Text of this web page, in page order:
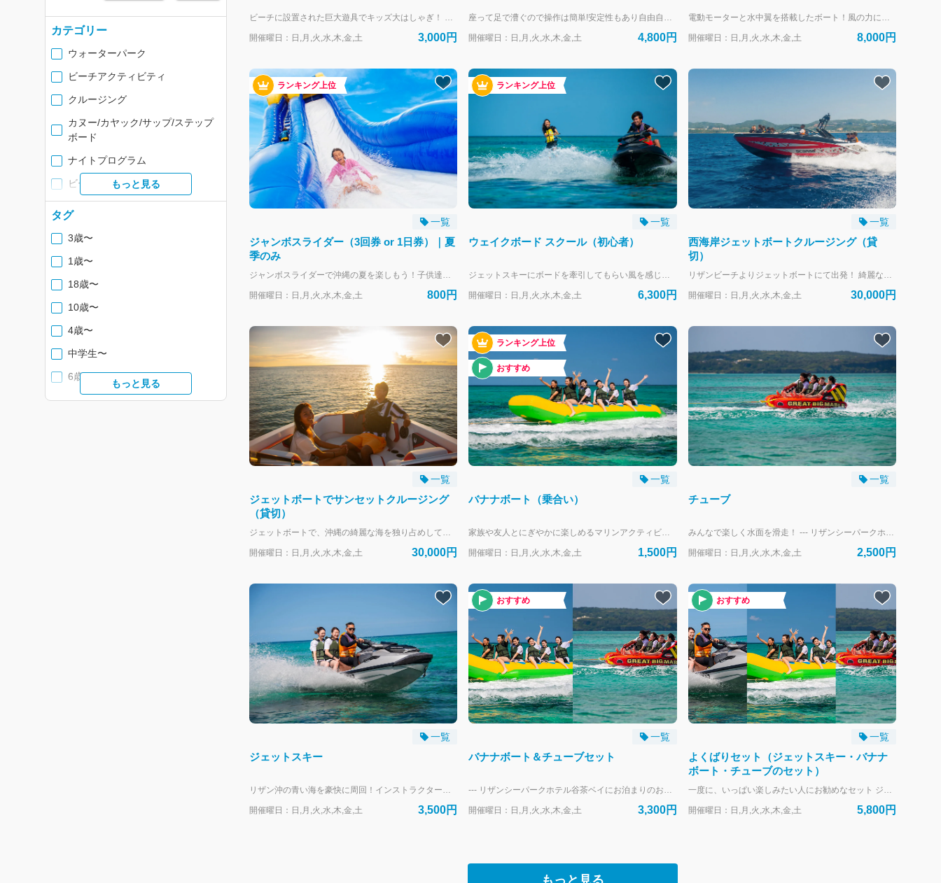
カテゴリー
ウォーターパーク
ビーチアクティビティ
クルージング
カヌー/カヤック/サップ/ステップ
ボード
ナイトプログラム
ビーチレンタルもっと見る
タグ
3歳〜
1歳〜
18歳〜
10歳〜
4歳〜
中学生〜
6歳〜
小学生〜
もっと見る
ビーチに設置された巨大遊具でキッズ大はしゃぎ！ 当日、必ず同意書の記入をネットにてお願いいたします。 https://activity.rizzan.co.jp/top/kiosk/waiver 干潮の影響によりご利用頂け無いお時間がございます。 開催時間はこちらをご確認ください。 https://www.rizzan.co.jp/activity/images/rizzan_adventure_2026.pdf お時間の指定はお受けしておりません。開催時間内のお客様のご都合の良い時間(17:00最終受付・18:00クローズ）にお越しください。 (システム上、8:30と表記されます。ご了承ください。） --- リザンシーパークホテル谷茶ベイにお泊まりのお客様専用の予約フォームです。 外来のお客様は、当日直接受付にお越しください。
開催曜日：日,月,火,水,木,金,土 3,000円
座って足で漕ぐので操作は簡単!安定性もあり自由自在に海上を移動出来ます。 海上から見る景色をゆっくりご堪能頂けるツアーになっています。 1名~最大6名までご一緒に楽しめます。 --- リザンシーパークホテル谷茶ベイにお泊まりのお客様専用の予約フォームです。 外来のお客様は、当日直接受付にお越しください。
開催曜日：日,月,火,水,木,金,土 4,800円
電動モーターと水中翼を搭載したボート！風の力に頼らず海の上を走ろう！ 浮かび上がった瞬間、空を飛んでいる感じを体感できます。 浮かび上がるまで、コツが入りますが、足のステップをフロントに持って行き、フロントの浮を押さえるように乗っていると、突然空中にフワッと浮き上がります。 --- リザンシーパークホテル谷茶ベイにお泊まりのお客様専用の予約フォームです。 外来のお客様は、当日直接受付にお越しください。
開催曜日：日,月,火,水,木,金,土 8,000円
ランキング上位
一覧
ジャンボスライダー（3回券 or 1日券）｜夏
季のみ
ジャンボスライダーで沖縄の夏を楽しもう！子供達大喜び！ 条件：小学生以上、身長110cm以上、体重90㎏まで --- リザンシーパークホテル谷茶ベイにお泊まりのお客様専用の予約フォームです。 外来のお客様は、当日直接受付にお越しください。
開催曜日：日,月,火,水,木,金,土 800円
ランキング上位
一覧
ウェイクボード スクール（初心者）
ジェットスキーにボードを牽引してもらい風を感じながら海の上を楽しく滑ろう！ ウェイクボードの初心者にオススメ。30分のレッスンでほとんどの方が立てるようになります。 --- リザンシーパークホテル谷茶ベイにお泊まりのお客様専用の予約フォームです。 外来のお客様は、当日直接受付にお越しください。
開催曜日：日,月,火,水,木,金,土 6,300円
一覧
西海岸ジェットボートクルージング（貸
切）
リザンビーチよりジェットボートにて出発！ 綺麗な沖縄を、海からツーリング！！ 飲み物持ちながら、楽しい仲間と沖縄の海岸を綺麗な海から眺める絶景！！！ 普段できない事を、楽しんでみてはいかがですか？ クルーが乗船して、素敵な思い出づくりに貢献します。 タイミングが良いと、鯨や海亀に遭遇します。 --- リザンシーパークホテル谷茶ベイにお泊まりのお客様専用の予約フォームです。 外来のお客様は、当日直接受付にお越しください。
開催曜日：日,月,火,水,木,金,土 30,000円
一覧
ジェットボートでサンセットクルージング
（貸切）
ジェットボートで、沖縄の綺麗な海を独り占めして、綺麗な夕焼けを大切な人と見るのはいかがですか？ 運が良いと幸せのグリーンフラッシュが見れるかもしれません。
開催曜日：日,月,火,水,木,金,土 30,000円
ランキング上位
おすすめ
一覧
バナナボート（乗合い）
家族や友人とにぎやかに楽しめるマリンアクティビティ！ --- リザンシーパークホテル谷茶ベイにお泊まりのお客様専用の予約フォームです。 外来のお客様は、当日直接受付にお越しください。
開催曜日：日,月,火,水,木,金,土 1,500円
一覧
チューブ
みんなで楽しく水面を滑走！ --- リザンシーパークホテル谷茶ベイにお泊まりのお客様専用の予約フォームです。 外来のお客様は、当日直接受付にお越しください。
開催曜日：日,月,火,水,木,金,土 2,500円
一覧
ジェットスキー
リザン沖の青い海を豪快に周回！インストラクターが操縦するジェットスキーに乗って大海原をかけぬけよう！ ※ジェットスキーのレンタルはしていません。 --- リザンシーパークホテル谷茶ベイにお泊まりのお客様専用の予約フォームです。 外来のお客様は、当日直接受付にお越しください。
開催曜日：日,月,火,水,木,金,土 3,500円
おすすめ
一覧
バナナボート＆チューブセット
--- リザンシーパークホテル谷茶ベイにお泊まりのお客様専用の予約フォームです。 外来のお客様は、当日直接受付にお越しください。
開催曜日：日,月,火,水,木,金,土 3,300円
おすすめ
一覧
よくばりセット（ジェットスキー・バナナ
ボート・チューブのセット）
一度に、いっぱい楽しみたい人にお勧めなセット ジェットスキー・バナナボート・チューブのセット 一度に、全部楽しみたい方へ！ --- リザンシーパークホテル谷茶ベイにお泊まりのお客様専用の予約フォームです。 外来のお客様は、当日直接受付にお越しください。
開催曜日：日,月,火,水,木,金,土 5,800円
もっと見る